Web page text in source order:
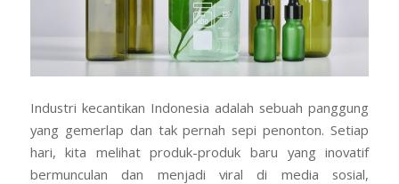
Industri kecantikan Indonesia adalah sebuah panggung
yang gemerlap dan tak pernah sepi penonton. Setiap
hari, kita melihat produk-produk baru yang inovatif
bermunculan dan menjadi viral di media sosial,